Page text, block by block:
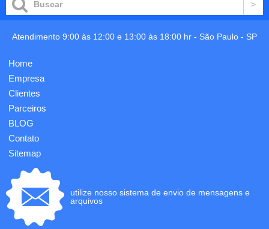
Atendimento 9:00 às 12:00 e 13:00 às 18:00 hr - São Paulo - SP
Home
Empresa
Clientes
Parceiros
BLOG
Contato
Sitemap
utilize nosso sistema de envio de mensagens e
arquivos